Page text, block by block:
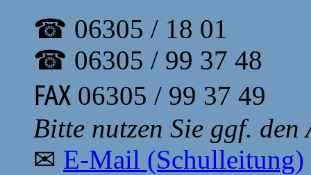
☎ 06305 / 18 01
☎ 06305 / 99 37 48
℻ 06305 / 99 37 49
Bitte nutzen Sie ggf.
✉ E-Mail (Schulleitung)